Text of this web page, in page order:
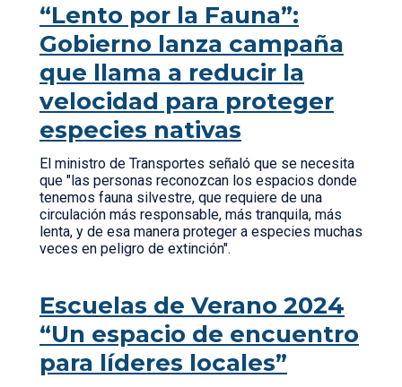
“Lento por la Fauna”:
Gobierno lanza campaña
que llama a reducir la
velocidad para proteger
especies nativas
El ministro de Transportes señaló que se necesita
que "las personas reconozcan los espacios donde
tenemos fauna silvestre, que requiere de una
circulación más responsable, más tranquila, más
lenta, y de esa manera proteger a especies muchas
veces en peligro de extinción".
Escuelas de Verano 2024
“Un espacio de encuentro
para líderes locales”